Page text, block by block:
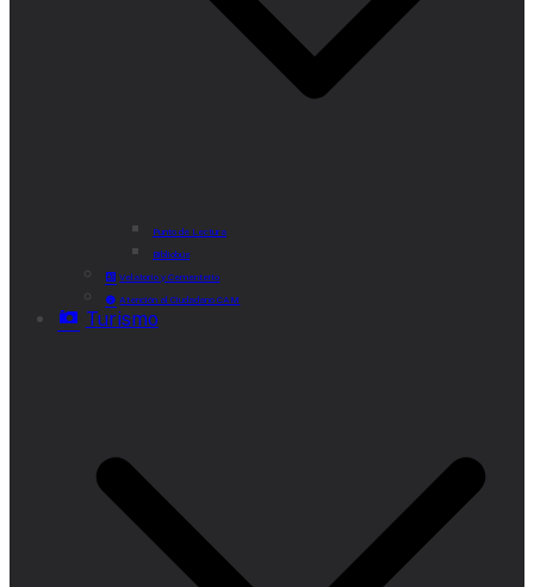
Punto de Lectura
Bibliobús
Velatorio y Cementerio
Atención al Ciudadano CAM
Turismo